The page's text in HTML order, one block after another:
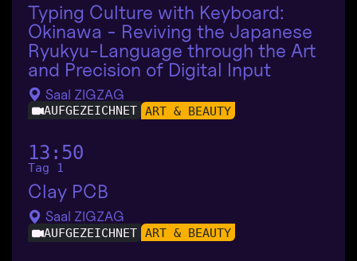
Typing Culture with Keyboard:
Okinawa - Reviving the Japanese
Ryukyu-Language through the Art
and Precision of Digital Input
Saal ZIGZAG
AUFGEZEICHNET ART & BEAUTY
13:50
Tag 1
Clay PCB
Saal ZIGZAG
AUFGEZEICHNET ART & BEAUTY